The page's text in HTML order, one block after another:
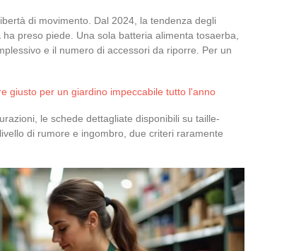
di movimento. Dal 2024, la tendenza degli
ha preso piede. Una sola batteria alimenta tosaerba,
e il numero di accessori da riporre. Per un
giusto per un giardino impeccabile tutto l'anno
le schede dettagliate disponibili su taille-
di rumore e ingombro, due criteri raramente